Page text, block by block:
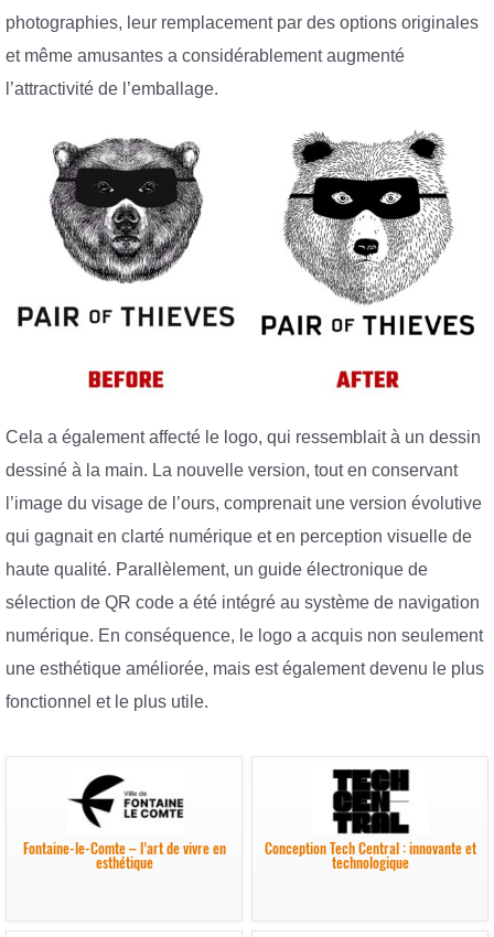
photographies, leur remplacement par des options originales
et même amusantes a considérablement augmenté
l’attractivité de l’emballage.
Cela a également affecté le logo, qui ressemblait à un dessin
dessiné à la main. La nouvelle version, tout en conservant
l’image du visage de l’ours, comprenait une version évolutive
qui gagnait en clarté numérique et en perception visuelle de
haute qualité. Parallèlement, un guide électronique de
sélection de QR code a été intégré au système de navigation
numérique. En conséquence, le logo a acquis non seulement
une esthétique améliorée, mais est également devenu le plus
fonctionnel et le plus utile.
Fontaine-le-Comte – l’art de vivre en
esthétique
Conception Tech Central : innovante et
technologique